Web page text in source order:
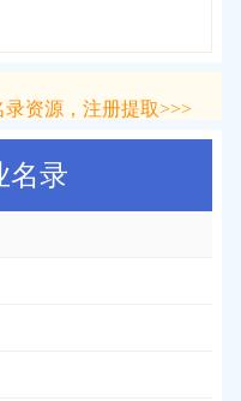
录资源，注册提取>>>
录资源，注册提取>>>
名录